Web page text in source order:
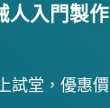
人入門製作
試堂，優惠價